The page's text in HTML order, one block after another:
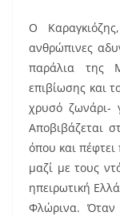
Ο
ανθρώπινες
παράλια της
επιβίωσης και
χρυσό ζωνάρι-
Αποβιβάζεται
όπου και
μαζί με τους
ηπειρωτική
Φλώρινα. Όταν